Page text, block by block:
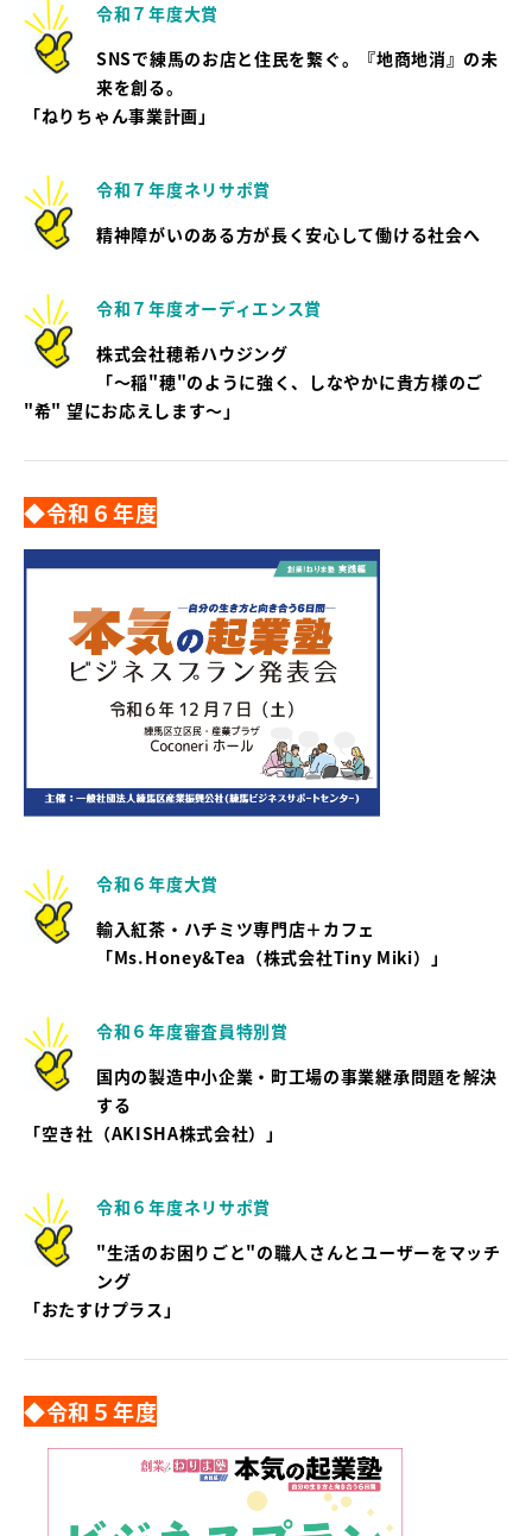
令和７年度大賞
SNSで練馬のお店と住民を繋ぐ。『地商地消』の未
来を創る。
「ねりちゃん事業計画」
令和７年度ネリサポ賞
精神障がいのある方が長く安心して働ける社会へ
令和７年度オーディエンス賞
株式会社穂希ハウジング
「～稲"穂"のように強く、しなやかに貴方様のご
"希" 望にお応えします～」
◆令和６年度
令和６年度大賞
輸入紅茶・ハチミツ専門店＋カフェ
「Ms.Honey&Tea（株式会社Tiny Miki）」
令和６年度審査員特別賞
国内の製造中小企業・町工場の事業継承問題を解決
する
「空き社（AKISHA株式会社）」
令和６年度ネリサポ賞
"生活のお困りごと"の職人さんとユーザーをマッチ
ング
「おたすけプラス」
◆令和５年度